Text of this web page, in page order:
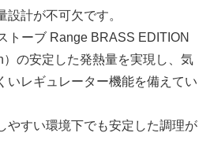
計が不可欠です。
トーブ Range BRASS EDITION
の安定した発熱量を実現し、気
いレギュレーター機能を備えてい
やすい環境下でも安定した調理が